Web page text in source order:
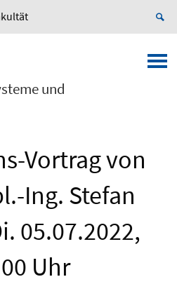
und
Vortrag von
Ing. Stefan
05.07.2022,
Uhr